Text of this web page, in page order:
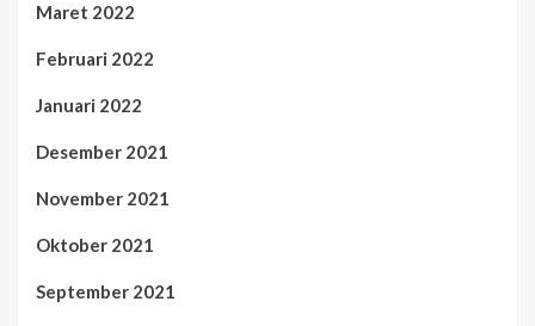
Maret 2022
Februari 2022
Januari 2022
Desember 2021
November 2021
Oktober 2021
September 2021